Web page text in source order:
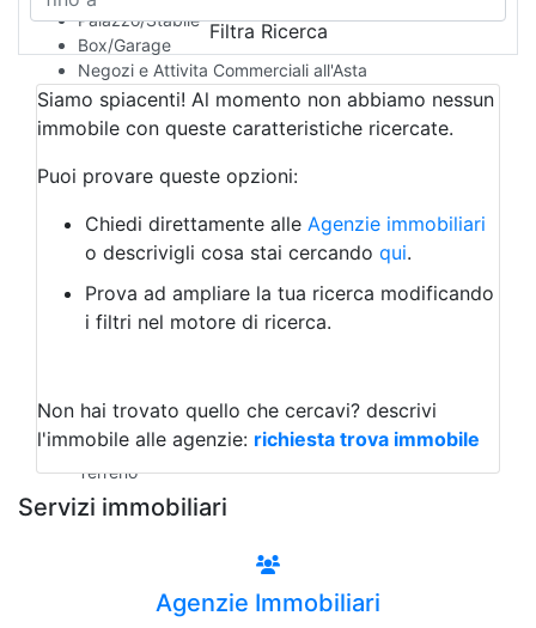
Palazzo/Stabile
Box/Garage
Negozi e Attivita Commerciali all'Asta
Qualsiasi
Attività/Licenza Commerciale
Azienda Agricola
Bar/Ristorante
Albergo
Laboratorio Artigianale
Negozio/locale commerciale
Agriturismo
Magazzini
Qualsiasi
Terreno edificabile
Terreno
Filtra Ricerca
Siamo spiacenti! Al momento non abbiamo nessun
immobile con queste caratteristiche ricercate.
Puoi provare queste opzioni:
Chiedi direttamente alle Agenzie immobiliari
o descrivigli cosa stai cercando qui.
Prova ad ampliare la tua ricerca modificando
i filtri nel motore di ricerca.
Non hai trovato quello che cercavi? descrivi
l'immobile alle agenzie: richiesta trova immobile
Servizi immobiliari
Agenzie Immobiliari